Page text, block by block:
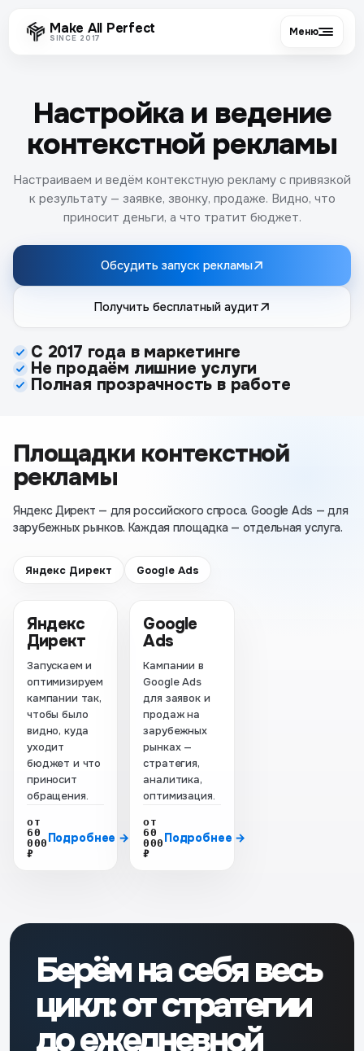
Make All Perfect
SINCE 2017 Меню
Настройка и ведение
контекстной рекламы
Настраиваем и ведём контекстную рекламу с привязкой
к результату — заявке, звонку, продаже. Видно, что
приносит деньги, а что тратит бюджет.
Обсудить запуск рекламы
Получить бесплатный аудит
С 2017 года в маркетинге
Не продаём лишние услуги
Полная прозрачность в работе
Площадки контекстной
рекламы
Яндекс Директ — для российского спроса. Google Ads — для
зарубежных рынков. Каждая площадка — отдельная услуга.
Яндекс Директ Google Ads
Яндекс
Директ
Запускаем и
оптимизируем
кампании так,
чтобы было
видно, куда
уходит
бюджет и что
приносит
обращения.
от
60
000
₽
Подробнее →
Google
Ads
Кампании в
Google Ads
для заявок и
продаж на
зарубежных
рынках —
стратегия,
аналитика,
оптимизация.
от
60
000
₽
Подробнее →
Берём на себя весь
цикл: от стратегии
до ежедневной